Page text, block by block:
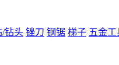
/钻头 锉刀 钢锯 梯子 五金